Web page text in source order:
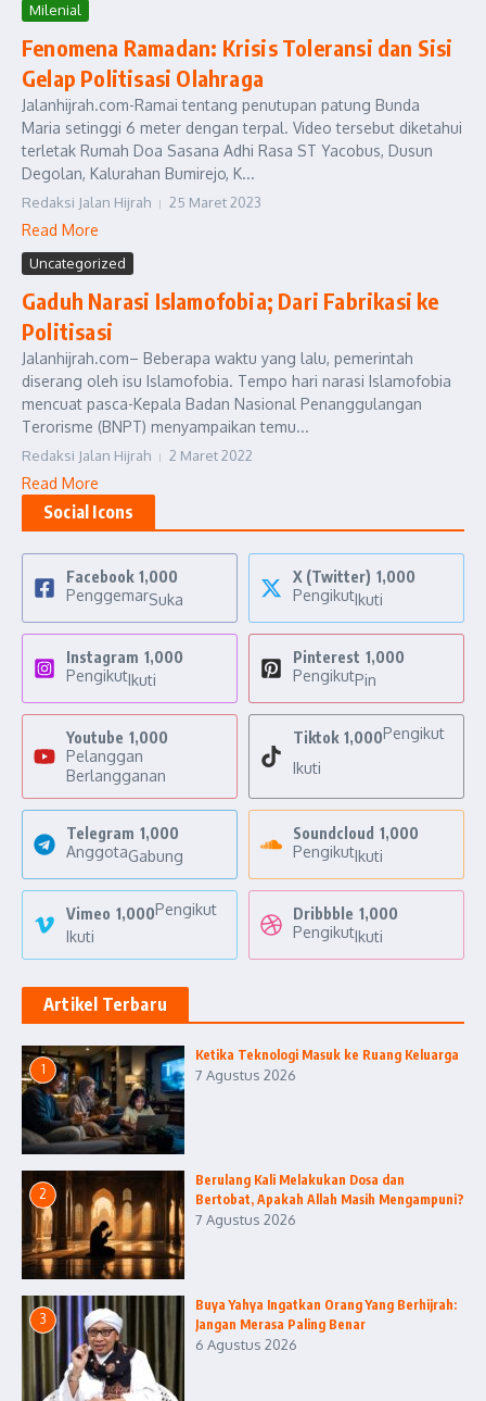
Milenial
Fenomena Ramadan: Krisis Toleransi dan Sisi
Gelap Politisasi Olahraga
Jalanhijrah.com-Ramai tentang penutupan patung Bunda
Maria setinggi 6 meter dengan terpal. Video tersebut diketahui
terletak Rumah Doa Sasana Adhi Rasa ST Yacobus, Dusun
Degolan, Kalurahan Bumirejo, K...
Redaksi Jalan Hijrah 25 Maret 2023
Read More
Uncategorized
Gaduh Narasi Islamofobia; Dari Fabrikasi ke
Politisasi
Jalanhijrah.com– Beberapa waktu yang lalu, pemerintah
diserang oleh isu Islamofobia. Tempo hari narasi Islamofobia
mencuat pasca-Kepala Badan Nasional Penanggulangan
Terorisme (BNPT) menyampaikan temu...
Redaksi Jalan Hijrah 2 Maret 2022
Read More
Social Icons
Facebook 1,000
PenggemarSuka
X (Twitter) 1,000
PengikutIkuti
Instagram 1,000
PengikutIkuti
Pinterest 1,000
PengikutPin
Youtube 1,000
Pelanggan
Berlangganan
Tiktok 1,000Pengikut
Ikuti
Telegram 1,000
AnggotaGabung
Soundcloud 1,000
PengikutIkuti
Vimeo 1,000Pengikut
Ikuti
Dribbble 1,000
PengikutIkuti
Artikel Terbaru
1
Ketika Teknologi Masuk ke Ruang Keluarga
7 Agustus 2026
2
Berulang Kali Melakukan Dosa dan
Bertobat, Apakah Allah Masih Mengampuni?
7 Agustus 2026
3
Buya Yahya Ingatkan Orang Yang Berhijrah:
Jangan Merasa Paling Benar
6 Agustus 2026